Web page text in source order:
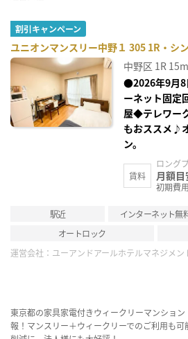
割引キャンペーン
ユニオンマンスリー中野１ 305 1R・シ
中野区 1R
●2026年9月
ーネット固定
屋◆テレワー
もおススメ♪
ン。
賃料
ロング
月額
初期費
駅近 インターネット無
オートロック
運営会社： ユーアンドアールホテルマネジメン
東京都の家具家電付きウィークリーマンショ
報！マンスリー＋ウィークリーでのご利用も